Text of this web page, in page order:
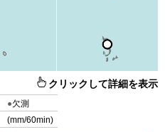
クリックして詳細を表示
欠測
(mm/60min)